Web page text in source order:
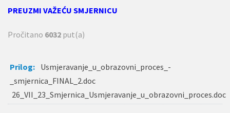
PREUZMI VAŽEĆU SMJERNICU
Pročitano 6032 put(a)
Prilog: Usmjeravanje_u_obrazovni_proces_-
_smjernica_FINAL_2.doc
26_VII_23_Smjernica_Usmjeravanje_u_obrazovni_proces.doc